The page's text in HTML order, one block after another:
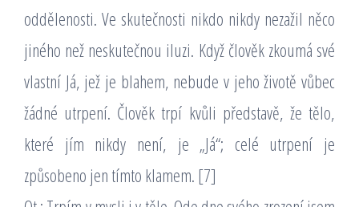
oddělenosti. Ve skutečnosti nikdo nikdy nezažil něco
jiného než neskutečnou iluzi. Když člověk zkoumá své
vlastní Já, jež je blahem, nebude v jeho životě vůbec
žádné utrpení. Člověk trpí kvůli představě, že tělo,
které jím nikdy není, je „Já“; celé utrpení je
způsobeno jen tímto klamem. [7]